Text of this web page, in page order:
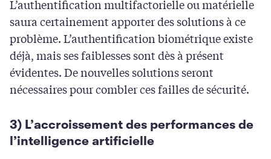
L’authentification multifactorielle ou matérielle
saura certainement apporter des solutions à ce
problème. L’authentification biométrique existe
déjà, mais ses faiblesses sont dès à présent
évidentes. De nouvelles solutions seront
nécessaires pour combler ces failles de sécurité.
3) L’accroissement des performances de
l’intelligence artificielle